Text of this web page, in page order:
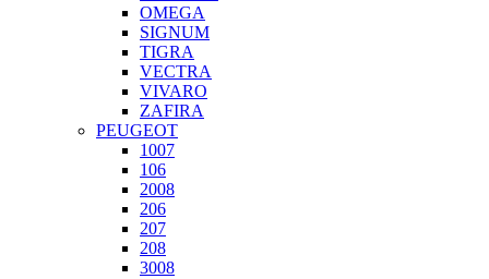
OMEGA
SIGNUM
TIGRA
VECTRA
VIVARO
ZAFIRA
PEUGEOT
1007
106
2008
206
207
208
3008